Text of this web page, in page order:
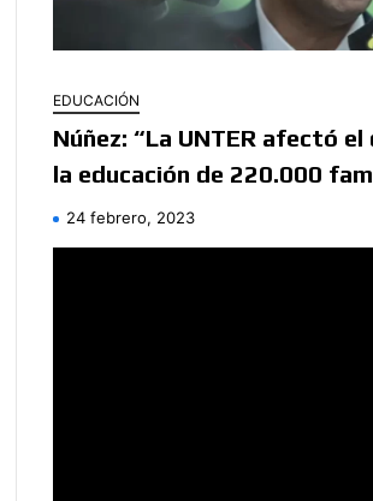
EDUCACIÓN
Núñez: “La UNTER afectó el
la educación de 220.000
24 febrero, 2023